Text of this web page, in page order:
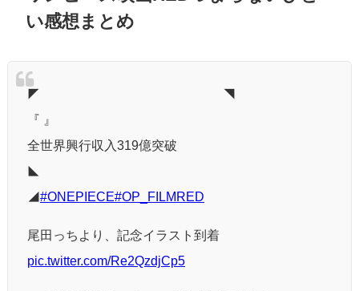
い感想まとめ
◤ ◥
『 』
全世界興行収入319億突破
◣
◢#ONEPIECE#OP_FILMRED
尾田っちより、記念イラスト到着
pic.twitter.com/Re2QzdjCp5